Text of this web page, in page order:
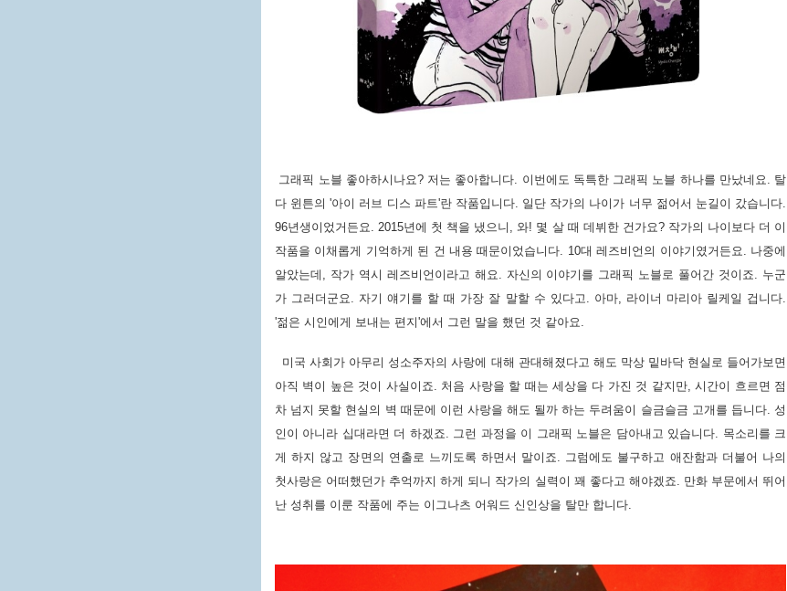
그래픽 노블 좋아하시나요? 저는 좋아합니다. 이번에도 독특한 그래픽 노블 하나를 만났네요. 탈
다 윈튼의 '아이 러브 디스 파트'란 작품입니다. 일단 작가의 나이가 너무 젊어서 눈길이 갔습니다.
96년생이었거든요. 2015년에 첫 책을 냈으니, 와! 몇 살 때 데뷔한 건가요? 작가의 나이보다 더 이
작품을 이채롭게 기억하게 된 건 내용 때문이었습니다. 10대 레즈비언의 이야기였거든요. 나중에
알았는데, 작가 역시 레즈비언이라고 해요. 자신의 이야기를 그래픽 노블로 풀어간 것이죠. 누군
가 그러더군요. 자기 얘기를 할 때 가장 잘 말할 수 있다고. 아마, 라이너 마리아 릴케일 겁니다.
'젊은 시인에게 보내는 편지'에서 그런 말을 했던 것 같아요.
미국 사회가 아무리 성소주자의 사랑에 대해 관대해졌다고 해도 막상 밑바닥 현실로 들어가보면
아직 벽이 높은 것이 사실이죠. 처음 사랑을 할 때는 세상을 다 가진 것 같지만, 시간이 흐르면 점
차 넘지 못할 현실의 벽 때문에 이런 사랑을 해도 될까 하는 두려움이 슬금슬금 고개를 듭니다. 성
인이 아니라 십대라면 더 하겠죠. 그런 과정을 이 그래픽 노블은 담아내고 있습니다. 목소리를 크
게 하지 않고 장면의 연출로 느끼도록 하면서 말이죠. 그럼에도 불구하고 애잔함과 더불어 나의
첫사랑은 어떠했던가 추억까지 하게 되니 작가의 실력이 꽤 좋다고 해야겠죠. 만화 부문에서 뛰어
난 성취를 이룬 작품에 주는 이그나츠 어워드 신인상을 탈만 합니다.